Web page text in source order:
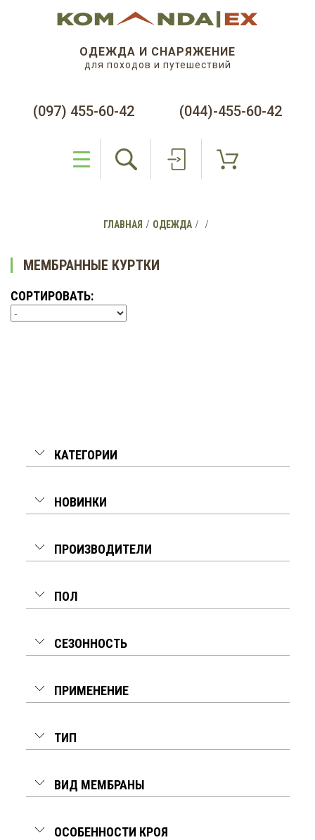
ОДЕЖДА И СНАРЯЖЕНИЕ
для походов и путешествий
(097) 455-60-42 (044)-455-60-42
ГЛАВНАЯ ОДЕЖДА
МЕМБРАННЫЕ КУРТКИ
СОРТИРОВАТЬ:
КАТЕГОРИИ
НОВИНКИ
ПРОИЗВОДИТЕЛИ
ПОЛ
СЕЗОННОСТЬ
ПРИМЕНЕНИЕ
ТИП
ВИД МЕМБРАНЫ
ОСОБЕННОСТИ КРОЯ